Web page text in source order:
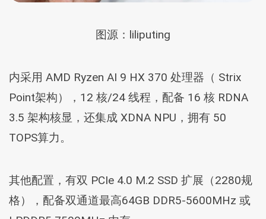
图源：liliputing
内采用 AMD Ryzen AI 9 HX 370 处理器（ Strix
Point架构），12 核/24 线程，配备 16 核 RDNA
3.5 架构核显，还集成 XDNA NPU，拥有 50
TOPS算力。
其他配置，有双 PCIe 4.0 M.2 SSD 扩展（2280规
格），配备双通道最高64GB DDR5-5600MHz 或